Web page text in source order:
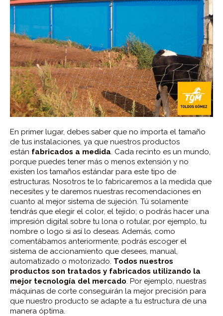
En primer lugar, debes saber que no importa el tamaño
de tus instalaciones, ya que nuestros productos
están fabricados a medida. Cada recinto es un mundo,
porque puedes tener más o menos extensión y no
existen los tamaños estándar para este tipo de
estructuras. Nosotros te lo fabricaremos a la medida que
necesites y te daremos nuestras recomendaciones en
cuanto al mejor sistema de sujeción. Tú solamente
tendrás que elegir el color, el tejido; o podrás hacer una
impresión digital sobre tu lona o rotular, por ejemplo, tu
nombre o logo si así lo deseas. Además, como
comentábamos anteriormente, podrás escoger el
sistema de accionamiento que desees, manual,
automatizado o motorizado. Todos nuestros
productos son tratados y fabricados utilizando la
mejor tecnología del mercado. Por ejemplo, nuestras
máquinas de corte conseguirán la mejor precisión para
que nuestro producto se adapte a tu estructura de una
manera óptima.